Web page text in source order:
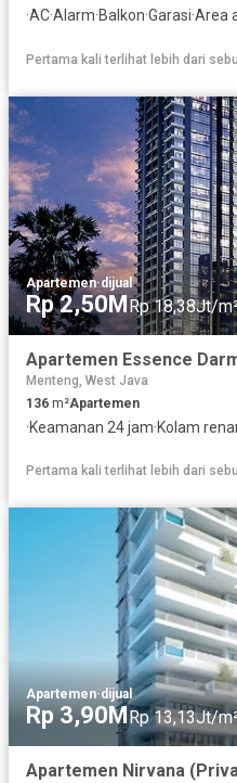
·AC·Alarm·Balkon·Garasi·Area
Pertama kali terlihat lebih dari
Apartemen·dijual
Rp 2,50MRp 18,38Jt/
Apartemen Essence
Menteng, West Java
136 m²Apartemen
·Keamanan 24 jam·Kolam
Pertama kali terlihat lebih dari
Apartemen·dijual
Rp 3,90M Rp 13,13Jt/
Apartemen Nirvana